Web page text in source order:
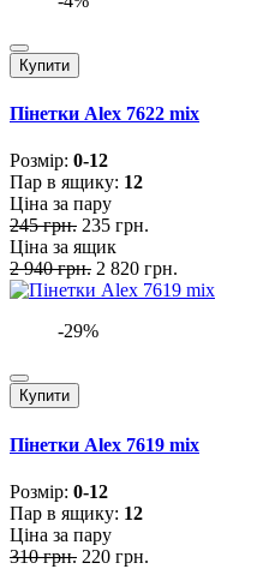
Купити
Пінетки Alex 7622 mix
Розмiр: 0-12
Пар в ящику: 12
Ціна за пару
245 грн. 235 грн.
Ціна за ящик
2 940 грн. 2 820 грн.
-29%
Купити
Пінетки Alex 7619 mix
Розмiр: 0-12
Пар в ящику: 12
Ціна за пару
310 грн. 220 грн.